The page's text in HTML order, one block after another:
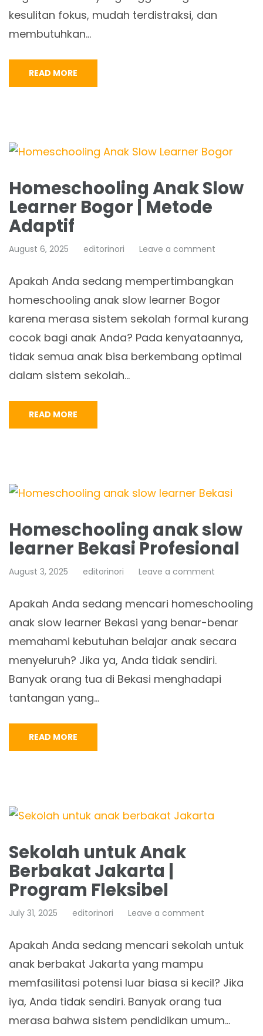
kesulitan fokus, mudah terdistraksi, dan
membutuhkan…
READ MORE
Homeschooling Anak Slow
Learner Bogor | Metode
Adaptif
August 6, 2025 editorinori Leave a comment
Apakah Anda sedang mempertimbangkan
homeschooling anak slow learner Bogor
karena merasa sistem sekolah formal kurang
cocok bagi anak Anda? Pada kenyataannya,
tidak semua anak bisa berkembang optimal
dalam sistem sekolah…
READ MORE
Homeschooling anak slow
learner Bekasi Profesional
August 3, 2025 editorinori Leave a comment
Apakah Anda sedang mencari homeschooling
anak slow learner Bekasi yang benar-benar
memahami kebutuhan belajar anak secara
menyeluruh? Jika ya, Anda tidak sendiri.
Banyak orang tua di Bekasi menghadapi
tantangan yang…
READ MORE
Sekolah untuk Anak
Berbakat Jakarta |
Program Fleksibel
July 31, 2025 editorinori Leave a comment
Apakah Anda sedang mencari sekolah untuk
anak berbakat Jakarta yang mampu
memfasilitasi potensi luar biasa si kecil? Jika
iya, Anda tidak sendiri. Banyak orang tua
merasa bahwa sistem pendidikan umum…